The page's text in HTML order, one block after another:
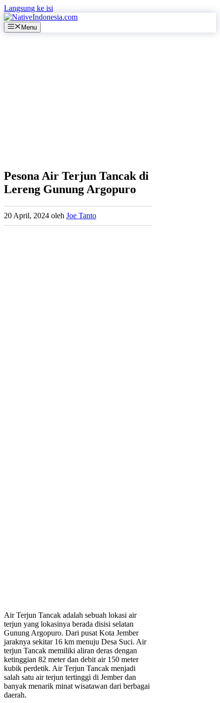
Langsung ke isi
Menu
Pesona Air Terjun Tancak di
Lereng Gunung Argopuro
20 April, 2024 oleh Joe Tanto
Air Terjun Tancak adalah sebuah lokasi air
terjun yang lokasinya berada disisi selatan
Gunung Argopuro. Dari pusat Kota Jember
jaraknya sekitar 16 km menuju Desa Suci. Air
terjun Tancak memiliki aliran deras dengan
ketinggian 82 meter dan debit air 150 meter
kubik perdetik. Air Terjun Tancak menjadi
salah satu air terjun tertinggi di Jember dan
banyak menarik minat wisatawan dari berbagai
daerah.